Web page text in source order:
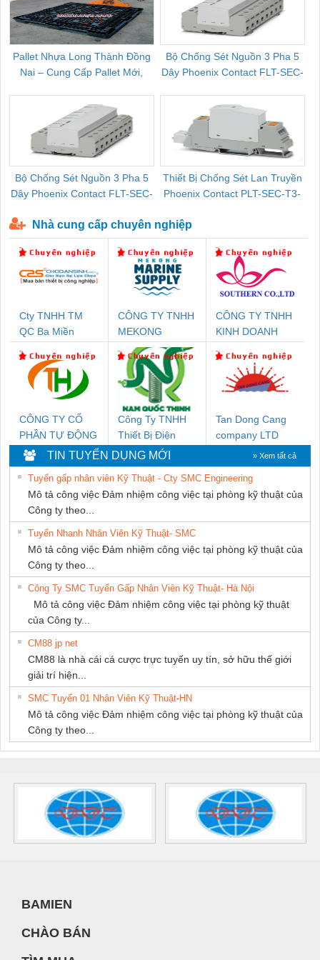
Pallet Nhựa Long Thành Đồng
Nai – Cung Cấp Pallet Mới,
Bộ Chống Sét Nguồn 3 Pha 5
Dây Phoenix Contact FLT-SEC-
Bộ Chống Sét Nguồn 3 Pha 5
Dây Phoenix Contact FLT-SEC-
Thiết Bị Chống Sét Lan Truyền
Phoenix Contact PLT-SEC-T3-
Nhà cung cấp chuyên nghiệp
Cty TNHH TM
QC Ba Miền
CÔNG TY TNHH
MEKONG
MARINE
SUPPLY
CÔNG TY TNHH
KINH DOANH
PHƯƠNG NAM
CÔNG TY CỔ
PHẦN TỰ ĐỘNG
TIẾN HƯNG
Công Ty TNHH
Thiết Bị Điện
Nam Quốc Thịnh
Tan Dong Cang
company LTD
TIN TUYỂN DỤNG MỚI » Xem tất cả
Tuyển gấp nhân viên Kỹ Thuật - Cty SMC Engineering
Mô tả công việc Đảm nhiệm công việc tại phòng kỹ thuật của
Công ty theo...
Tuyển Nhanh Nhân Viên Kỹ Thuật- SMC
Mô tả công việc Đảm nhiệm công việc tại phòng kỹ thuật của
Công ty theo...
Công Ty SMC Tuyển Gấp Nhân Viên Kỹ Thuật- Hà Nội
Mô tả công việc Đảm nhiệm công việc tại phòng kỹ thuật
của Công ty...
CM88 jp net
CM88 là nhà cái cá cược trực tuyến uy tín, sở hữu thế giới
giải trí hiện...
SMC Tuyển 01 Nhân Viên Kỹ Thuật-HN
Mô tả công việc Đảm nhiệm công việc tại phòng kỹ thuật của
Công ty theo...
BAMIEN
CHÀO BÁN